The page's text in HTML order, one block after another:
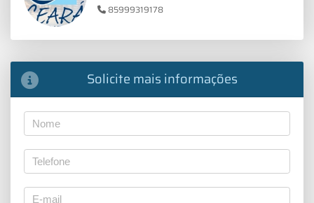
85999319178
Solicite mais informações